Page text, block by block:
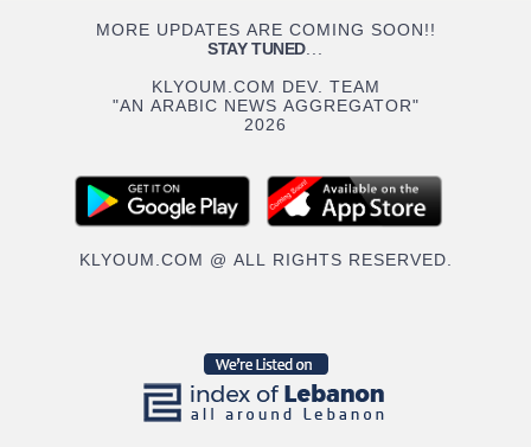
MORE UPDATES ARE COMING SOON!!
STAY TUNED...
KLYOUM.COM DEV. TEAM
"AN ARABIC NEWS AGGREGATOR"
2026
KLYOUM.COM @ ALL RIGHTS RESERVED.